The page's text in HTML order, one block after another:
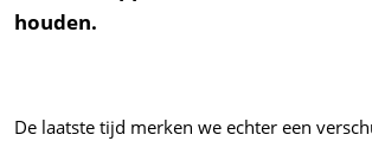
houden.
De laatste tijd merken we echter een